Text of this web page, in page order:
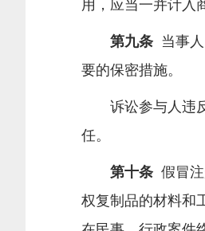
用，应当一并计入
第九条 当事
要的保密措施。
诉讼参与人违反
任。
第十条 假冒
权复制品的材料和